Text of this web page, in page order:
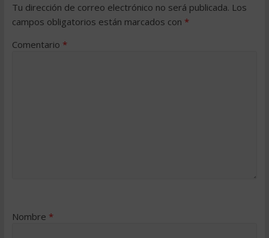
Tu dirección de correo electrónico no será publicada. Los
campos obligatorios están marcados con *
Comentario *
Nombre *